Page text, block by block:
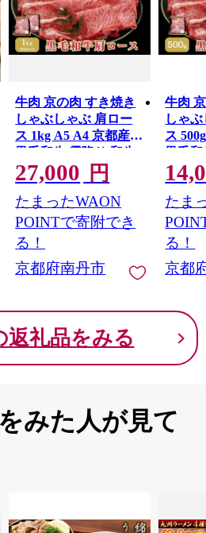
牛肉 京の肉 すき焼き
しゃぶしゃぶ 肩ロー
ス 1kg A5 A4 京都産
黒毛和牛 霜降り 和牛
小分け 真空パック す
き焼肉 すき焼き肉 す
きやき しゃぶしゃぶ
肉 お肉 牛 肉 国産 丹
波産 ブランド 冷凍 京
都 京都産黒毛和牛
27,000 円
たまったWAON
POINTで寄附でき
る！
京都府南丹市
牛肉
しゃ
ス
黒毛
真空
すき焼
しゃ
牛 肉
ンド
黒毛和
たま
る！
京都
返礼品をみる
みた人が見て